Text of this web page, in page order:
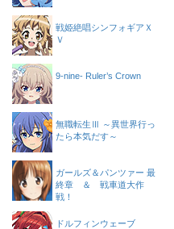
戦姫絶唱シンフォギアＸ
Ｖ
9-nine- Ruler’s Crown
無職転生Ⅲ ～異世界行っ
たら本気だす～
ガールズ＆パンツァー 最
終章 ＆ 戦車道大作
戦！
ドルフィンウェーブ